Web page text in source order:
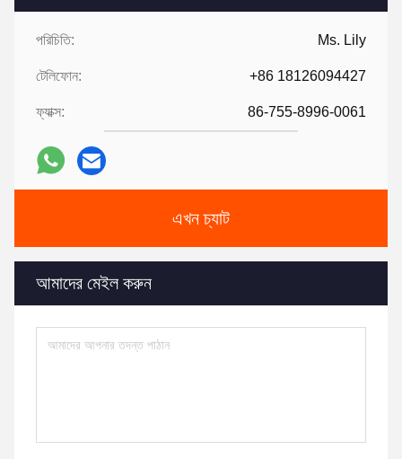
পরিচিতি: Ms. Lily
টেলিফোন: +86 18126094427
ফ্যাক্স: 86-755-8996-0061
এখন চ্যাট
আমাদের মেইল ​​করুন